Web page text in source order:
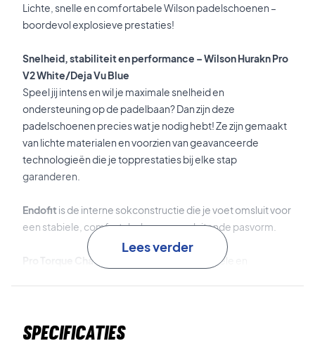
Lichte, snelle en comfortabele Wilson padelschoenen –
boordevol explosieve prestaties!
Snelheid, stabiliteit en performance – Wilson Hurakn Pro
V2 White/Deja Vu Blue
Speel jij intens en wil je maximale snelheid en
ondersteuning op de padelbaan? Dan zijn deze
padelschoenen precies wat je nodig hebt! Ze zijn gemaakt
van lichte materialen en voorzien van geavanceerde
technologieën die je topprestaties bij elke stap
garanderen.
Endofit is de interne sokconstructie die je voet omsluit voor
een stabiele, comfortabele en nauwsluitende pasvorm.
Pro Torque Chassis Light
is het lichte, flexibele en
Fused 8 Foamis het lichte en dempende
Lees verder
Specificaties